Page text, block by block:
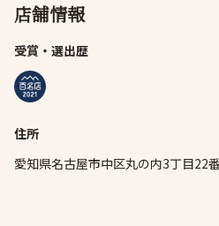
店舗情報
受賞・選出歴
住所
愛知県名古屋市中区丸の内3丁目22